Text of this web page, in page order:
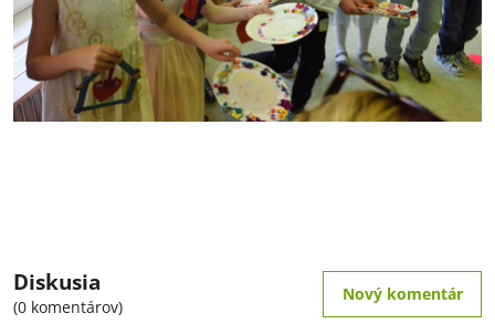
Diskusia
(0 komentárov)
Nový komentár